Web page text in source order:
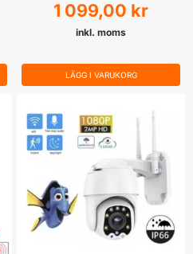
1 099,00 kr
inkl. moms
LÄGG I VARUKORG